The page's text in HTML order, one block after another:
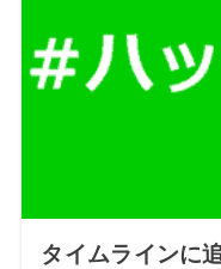
タイムラインに